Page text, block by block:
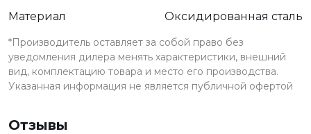
Материал
Оксидированная сталь
*Производитель оставляет за собой право без
уведомления дилера менять характеристики, внешний
вид, комплектацию товара и место его производства.
Указанная информация не является публичной офертой
Отзывы